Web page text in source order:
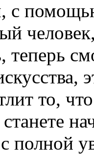
с
теперь
то,
полной